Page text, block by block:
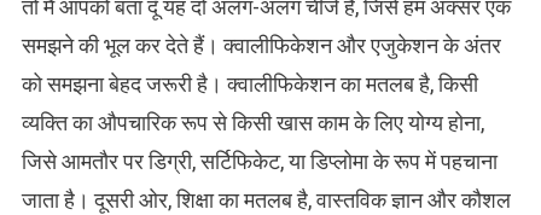
तो मैं आपको बता दूँ यह दो अलग-अलग चीजें है, जिसे हम अक्सर एक
समझने की भूल कर देते हैं। क्वालीफिकेशन और एजुकेशन के अंतर
को समझना बेहद जरूरी है। क्वालीफिकेशन का मतलब है, किसी
व्यक्ति का औपचारिक रूप से किसी खास काम के लिए योग्य होना,
जिसे आमतौर पर डिग्री, सर्टिफिकेट, या डिप्लोमा के रूप में पहचाना
जाता है। दूसरी ओर, शिक्षा का मतलब है, वास्तविक ज्ञान और कौशल